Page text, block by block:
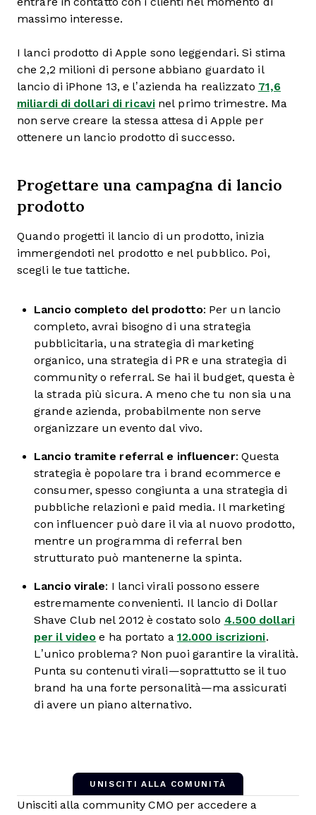
massimo interesse.
I lanci prodotto di Apple sono leggendari. Si stima
che 2,2 milioni di persone abbiano guardato il
lancio di iPhone 13, e l’azienda ha realizzato 71,6
miliardi di dollari di ricavinel primo trimestre. Ma
non serve creare la stessa attesa di Apple per
ottenere un lancio prodotto di successo.
Progettare una campagna di lancio
prodotto
Quando progetti il lancio di un prodotto, inizia
immergendoti nel prodotto e nel pubblico. Poi,
scegli le tue tattiche.
Lancio completo del prodotto: Per un lancio
completo, avrai bisogno di una strategia
pubblicitaria, una strategia di marketing
organico, una strategia di PR e una strategia di
community o referral. Se hai il budget, questa è
la strada più sicura. A meno che tu non sia una
grande azienda, probabilmente non serve
organizzare un evento dal vivo.
Lancio tramite referral e influencer: Questa
strategia è popolare tra i brand ecommerce e
consumer, spesso congiunta a una strategia di
pubbliche relazioni e paid media. Il marketing
con influencer può dare il via al nuovo prodotto,
mentre un programma di referral ben
strutturato può mantenerne la spinta.
Lancio virale: I lanci virali possono essere
estremamente convenienti. Il lancio di Dollar
Shave Club nel 2012 è costato solo 4.500 dollari
per il video e ha portato a 12.000 iscrizioni.
L’unico problema? Non puoi garantire la viralità.
Punta su contenuti virali—soprattutto se il tuo
brand ha una forte personalità—ma assicurati
di avere un piano alternativo.
UNISCITI ALLA COMUNITÀ
Unisciti alla community CMO per accedere a